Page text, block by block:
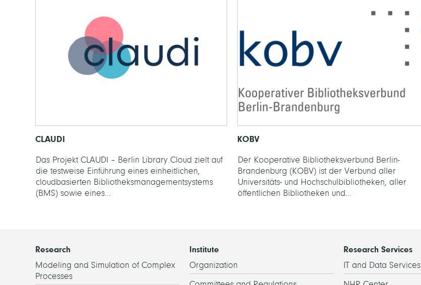
CLAUDI
Das Projekt CLAUDI – Berlin Library Cloud zielt auf
die testweise Einführung eines einheitlichen,
cloudbasierten Bibliotheksmanagementsystems
(BMS) sowie eines...
KOBV
Der Kooperative Bibliotheksverbund Berlin-
Brandenburg (KOBV) ist der Verbund aller
Universitäts- und Hochschulbibliotheken, aller
öffentlichen Bibliotheken und...
Research
Modeling and Simulation of Complex
Processes
Institute
Organization
Research Services
IT and Data Services